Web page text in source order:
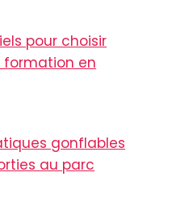
pour choisir
en
gonflables
au parc